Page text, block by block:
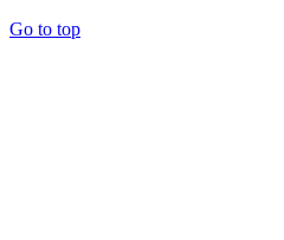
Go to top